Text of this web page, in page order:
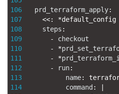
106
107
108
109
110
111
112
113
114
prd_terraform_apply:
<<: *default_config
steps :
-
checkout
-
*
-
*
-
run:
name:
command :